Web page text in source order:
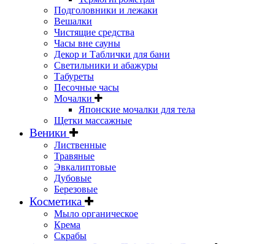
Подголовники и лежаки
Вешалки
Чистящие средства
Часы вне сауны
Декор и Таблички для бани
Светильники и абажуры
Табуреты
Песочные часы
Мочалки
Японские мочалки для тела
Щетки массажные
Веники
Лиственные
Травяные
Эвкалиптовые
Дубовые
Березовые
Косметика
Мыло органическое
Крема
Скрабы